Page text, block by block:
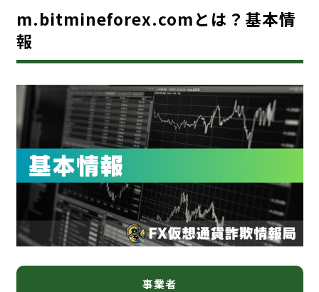
m.bitmineforex.comとは？基本情
報
事業者